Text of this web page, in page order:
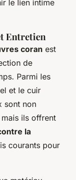
le lien intime
Entretien
coran est
de
Parmi les
et le cuir
sont non
ils offrent
la
courants pour